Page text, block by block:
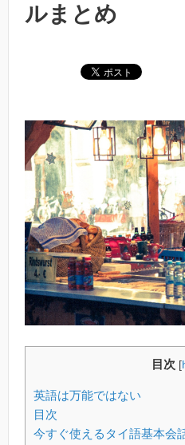
ルまとめ
目次 [
英語は万能ではない
目次
今すぐ使えるタイ語基本会